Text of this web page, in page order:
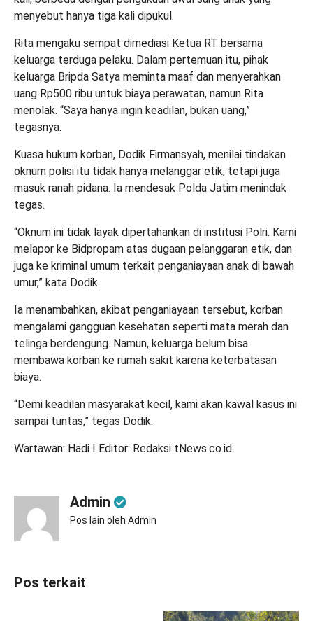
menyebut hanya tiga kali dipukul.
Rita mengaku sempat dimediasi Ketua RT bersama
keluarga terduga pelaku. Dalam pertemuan itu, pihak
keluarga Bripda Satya meminta maaf dan menyerahkan
uang Rp500 ribu untuk biaya perawatan, namun Rita
menolak. “Saya hanya ingin keadilan, bukan uang,”
tegasnya.
Kuasa hukum korban, Dodik Firmansyah, menilai tindakan
oknum polisi itu tidak hanya melanggar etik, tetapi juga
masuk ranah pidana. Ia mendesak Polda Jatim menindak
tegas.
“Oknum ini tidak layak dipertahankan di institusi Polri. Kami
melapor ke Bidpropam atas dugaan pelanggaran etik, dan
juga ke kriminal umum terkait penganiayaan anak di bawah
umur,” kata Dodik.
Ia menambahkan, akibat penganiayaan tersebut, korban
mengalami gangguan kesehatan seperti mata merah dan
telinga berdengung. Namun, keluarga belum bisa
membawa korban ke rumah sakit karena keterbatasan
biaya.
“Demi keadilan masyarakat kecil, kami akan kawal kasus ini
sampai tuntas,” tegas Dodik.
Wartawan: Hadi I Editor: Redaksi tNews.co.id
Admin
Pos lain oleh Admin
Pos terkait